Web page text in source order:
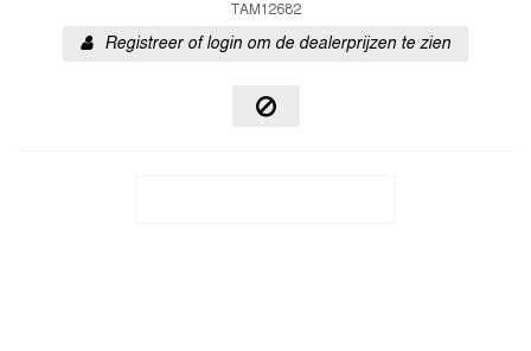
TAM12682
Registreer of login om de dealerprijzen te zien